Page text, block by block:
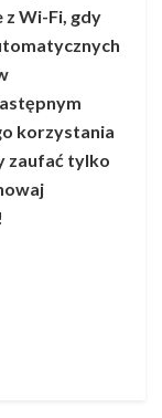
Wi-Fi, gdy
korzystania
zaufać tylko